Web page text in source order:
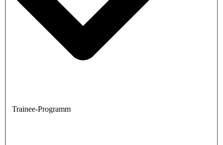
Trainee-Programm